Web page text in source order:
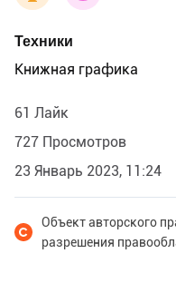
Техники
Книжная графика
61 Лайк
727 Просмотров
23 Январь 2023, 11:24
Объект авторского
разрешения